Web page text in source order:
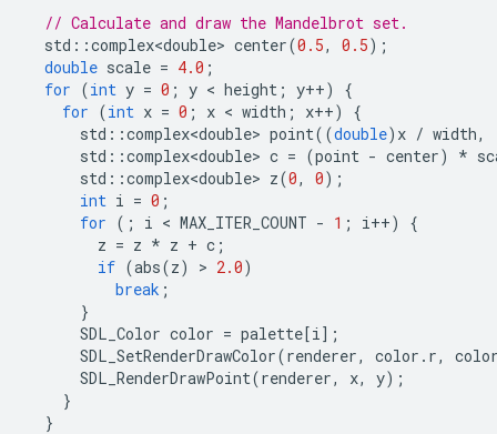
// Calculate and draw the Mandelbrot set.
std ::complex<double> center(0.5, 0.5);
double scale = 4.0 ;
for (int y = 0 ; y < height ; y++)
{
for (int x = 0 ; x < width ; x++)
{
std ::complex<double> point((double) x / width,
std ::complex<double> c = (point - center) *
std ::complex<double> z(0, 0);
int i = 0 ;
for (; i < MAX_ITER_COUNT - 1 ; i++)
{
z = z * z + c ;
if (abs(z) > 2.0)
break ;
}
SDL_Color color = palette[i];
SDL_SetRenderDrawColor(renderer, color . r,
SDL_RenderDrawPoint(renderer, x, y);
}
}